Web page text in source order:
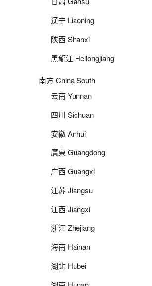
辽宁 Liaoning
陕西 Shanxi
黑龍江 Heilongjiang
南方 China South
云南 Yunnan
四川 Sichuan
安徽 Anhui
廣東 Guangdong
广西 Guangxi
江苏 Jiangsu
江西 Jiangxi
浙江 Zhejiang
海南 Hainan
湖北 Hubei